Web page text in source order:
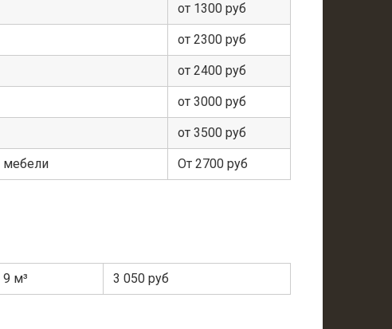
от 1300 руб
от 2300 руб
от 2400 руб
от 3000 руб
от 3500 руб
мебели От 2700 руб
9 м³ 3 050 руб